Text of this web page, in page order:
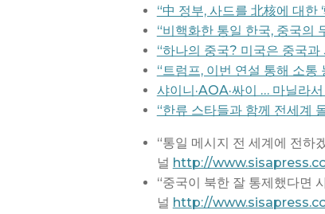
“中 정부, 사드를 北核에 대한
“비핵화한 통일 한국, 중국의
“하나의 중국? 미국은 중국과
“트럼프, 이번 연설 통해 소통
샤이니·AOA·싸이 … 마닐라서
“한류 스타들과 함께 전세계
“통일 메시지 전 세계에 전하
널 http://
“중국이 북한 잘 통제했다면
널 http://